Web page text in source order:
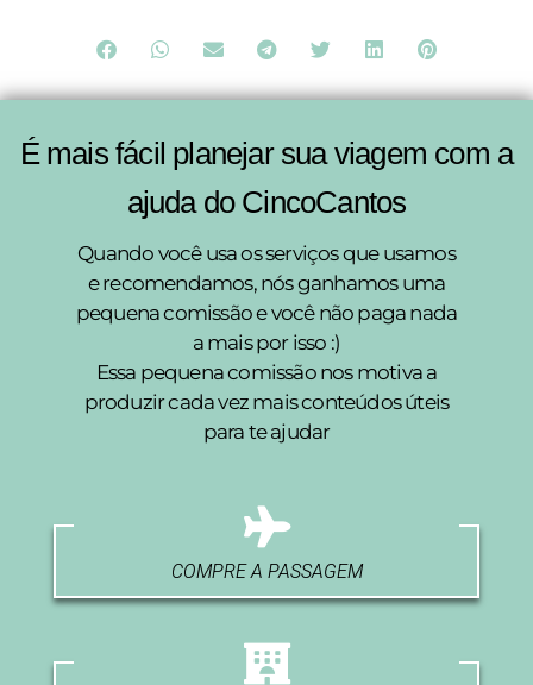
É mais fácil planejar sua viagem com a
ajuda do CincoCantos
Quando você usa os serviços que usamos
e recomendamos, nós ganhamos uma
pequena comissão e você não paga nada
a mais por isso :)
Essa pequena comissão nos motiva a
produzir cada vez mais conteúdos úteis
para te ajudar
COMPRE A PASSAGEM